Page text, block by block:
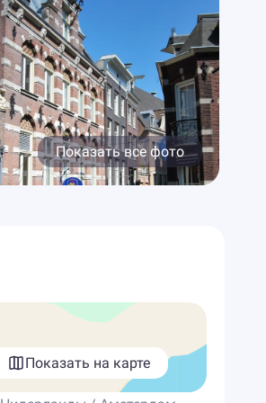
Показать все фото
Показать на карте